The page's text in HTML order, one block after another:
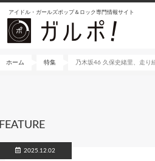
アイドル・ガールズポップ＆ロック専門情報サイト
ホーム 特集 乃木坂46 久保史緒里、走り
FEATURE
2025.12.02